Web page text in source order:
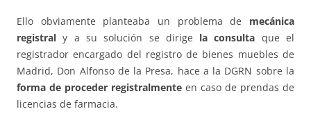
Ello obviamente planteaba un problema de mecánica
registral y a su solución se dirige la consulta que el
registrador encargado del registro de bienes muebles de
Madrid, Don Alfonso de la Presa, hace a la DGRN sobre la
forma de proceder registralmente en caso de prendas de
licencias de farmacia.